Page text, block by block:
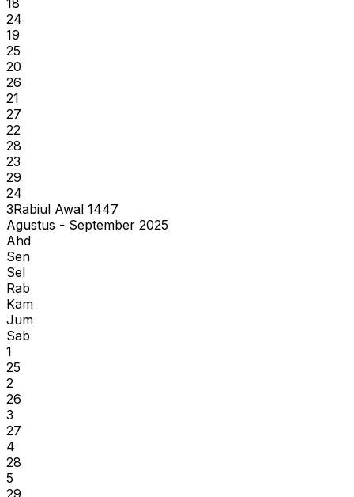
24
19
25
20
26
21
27
22
28
23
29
24
3Rabiul Awal 1447
Agustus - September 2025
Ahd
Sen
Sel
Rab
Kam
Jum
Sab
1
25
2
26
3
27
4
28
5
29